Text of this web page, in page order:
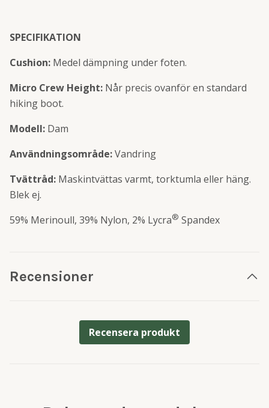
SPECIFIKATION
Cushion: Medel dämpning under foten.
Micro Crew Height: Når precis ovanför en standard
hiking boot.
Modell: Dam
Användningsområde:Vandring
Tvättråd: Maskintvättas varmt, torktumla eller häng.
Blek ej.
59% Merinoull, 39% Nylon, 2% Lycra® Spandex
Recensioner
Recensera produkt